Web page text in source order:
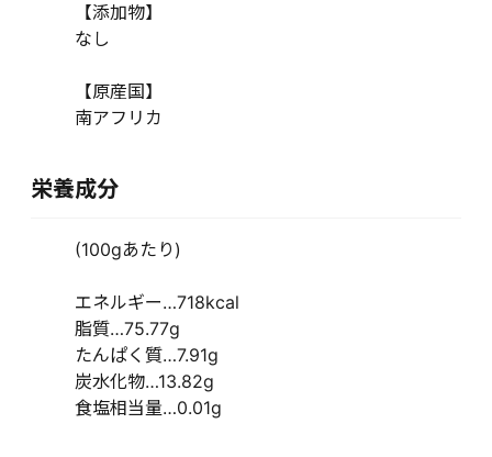
【添加物】
なし
【原産国】
南アフリカ
栄養成分
(100gあたり)
エネルギー…718kcal
脂質…75.77g
たんぱく質…7.91g
炭水化物…13.82g
食塩相当量…0.01g